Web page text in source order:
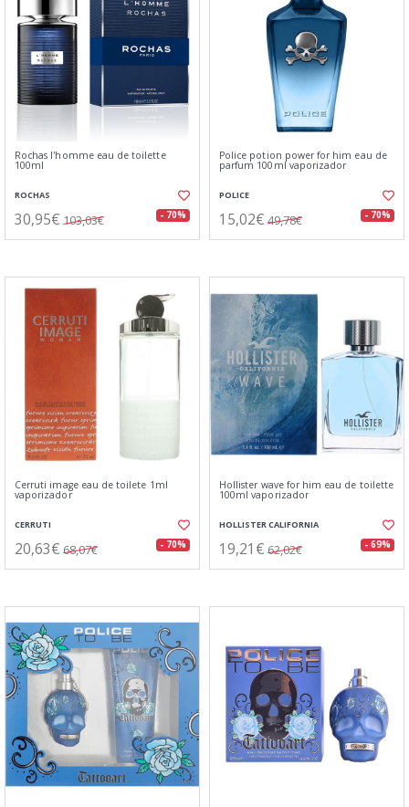
Rochas l'homme eau de toilette
100ml
ROCHAS
30,95€ 103,03€ - 70%
Police potion power for him eau de
parfum 100ml vaporizador
POLICE
15,02€ 49,78€ - 70%
Cerruti image eau de toilete 1ml
vaporizador
CERRUTI
20,63€ 68,07€ - 70%
Hollister wave for him eau de toilette
100ml vaporizador
HOLLISTER CALIFORNIA
19,21€ 62,02€ - 69%